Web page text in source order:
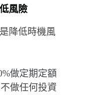
風險
降低時機風
做定期定額
做任何投資